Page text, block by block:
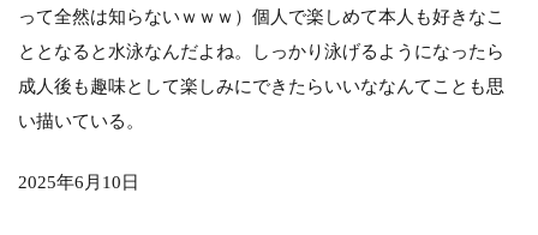
って全然は知らないｗｗｗ）個人で楽しめて本人も好きなこ
ととなると水泳なんだよね。しっかり泳げるようになったら
成人後も趣味として楽しみにできたらいいななんてことも思
い描いている。
2025年6月10日